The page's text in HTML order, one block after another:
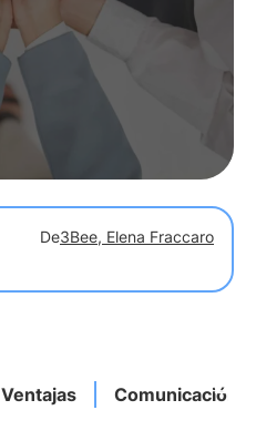
De3Bee, Elena Fraccaro
Ventajas Comunicación